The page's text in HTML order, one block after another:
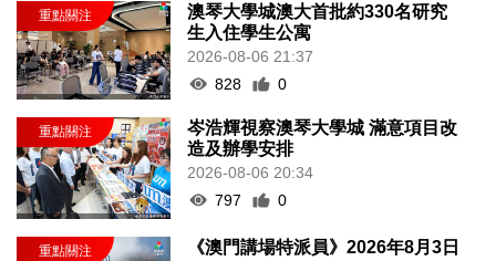
澳琴大學城澳大首批約330名研究
生入住學生公寓
2026-08-06 21:37
828
0
岑浩輝視察澳琴大學城 滿意項目改
造及辦學安排
2026-08-06 20:34
797
0
《澳門講場特派員》2026年8月3日